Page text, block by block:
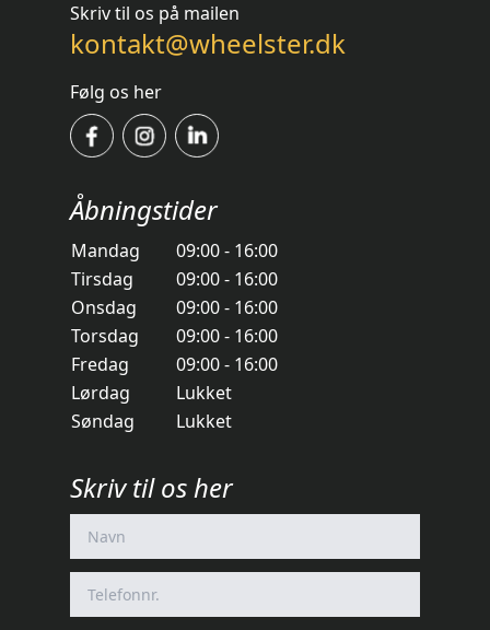
Skriv til os på mailen
kontakt@wheelster.dk
Følg os her
Åbningstider
Mandag
09:00 - 16:00
Tirsdag
09:00 - 16:00
Onsdag
09:00 - 16:00
Torsdag
09:00 - 16:00
Fredag
09:00 - 16:00
Lørdag
Lukket
Søndag
Lukket
Skriv til os her